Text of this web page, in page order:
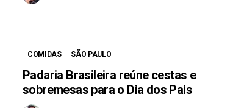
COMIDAS SÃO PAULO
Padaria Brasileira reúne cestas e
sobremesas para o Dia dos Pais